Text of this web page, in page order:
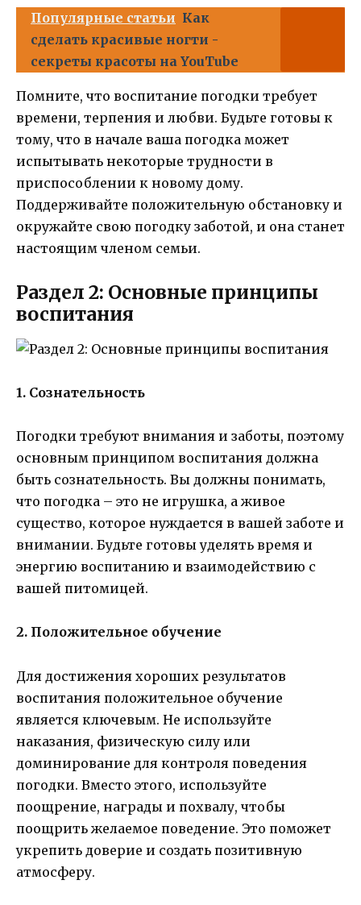
Популярные статьи Как
сделать красивые ногти -
секреты красоты на YouTube
Помните, что воспитание погодки требует
времени, терпения и любви. Будьте готовы к
тому, что в начале ваша погодка может
испытывать некоторые трудности в
приспособлении к новому дому.
Поддерживайте положительную обстановку и
окружайте свою погодку заботой, и она станет
настоящим членом семьи.
Раздел 2: Основные принципы
воспитания
1. Сознательность
Погодки требуют внимания и заботы, поэтому
основным принципом воспитания должна
быть сознательность. Вы должны понимать,
что погодка – это не игрушка, а живое
существо, которое нуждается в вашей заботе и
внимании. Будьте готовы уделять время и
энергию воспитанию и взаимодействию с
вашей питомицей.
2. Положительное обучение
Для достижения хороших результатов
воспитания положительное обучение
является ключевым. Не используйте
наказания, физическую силу или
доминирование для контроля поведения
погодки. Вместо этого, используйте
поощрение, награды и похвалу, чтобы
поощрить желаемое поведение. Это поможет
укрепить доверие и создать позитивную
атмосферу.